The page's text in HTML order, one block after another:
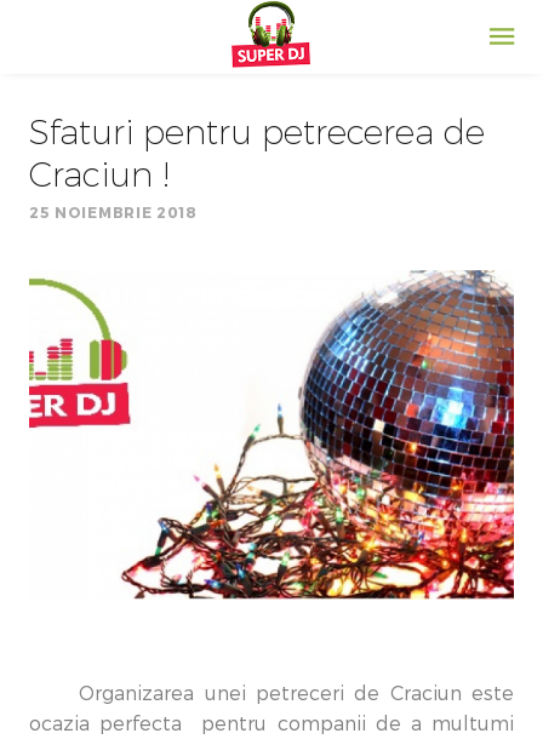
Sfaturi pentru petrecerea de
Craciun !
25 NOIEMBRIE 2018
Organizarea unei petreceri de Craciun este
ocazia perfecta pentru companii de a multumi